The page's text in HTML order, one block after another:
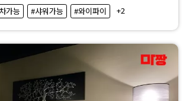
가능 #샤워가능 #와이파이 +2